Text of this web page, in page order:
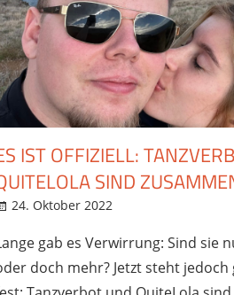
IST OFFIZIELL:
SIND
24. Oktober 2022
gab es Verwirrung: Sind sie
doch mehr? Jetzt steht jedoch